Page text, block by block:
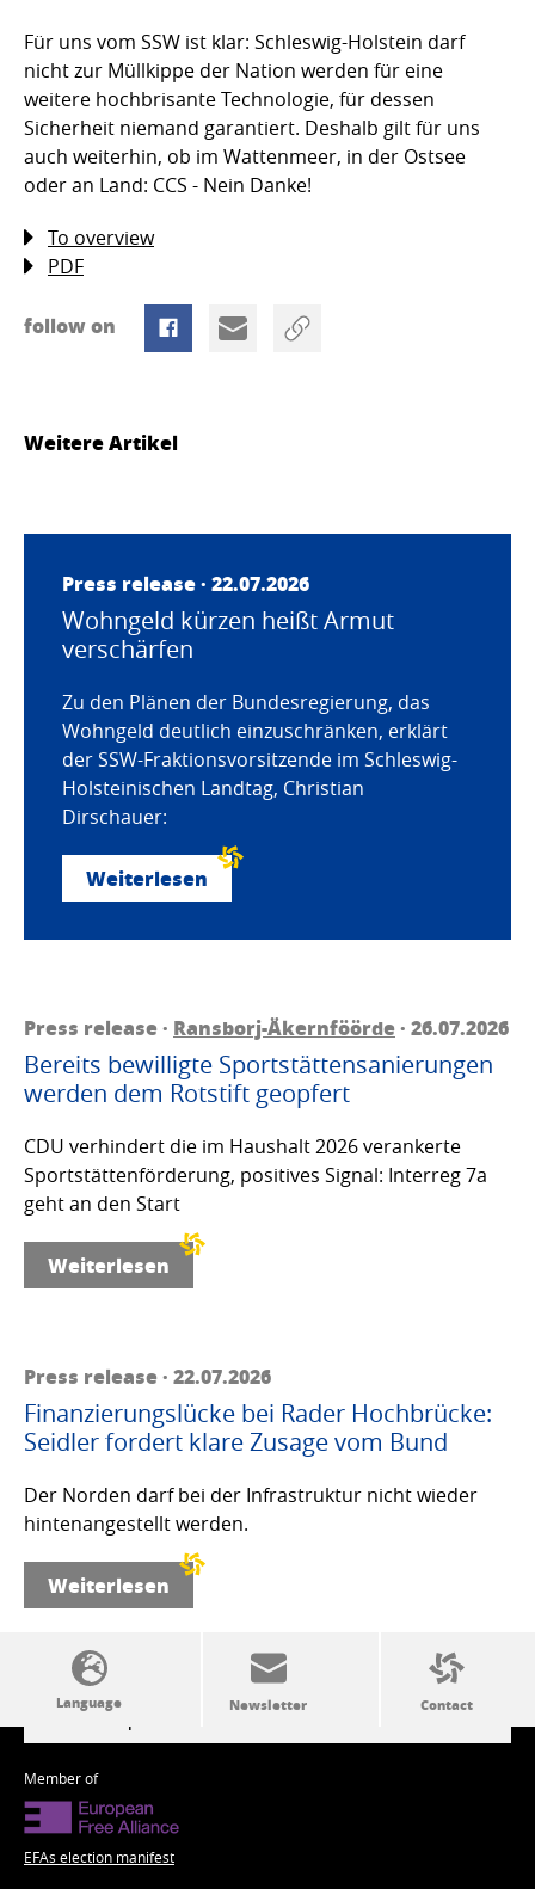
Für uns vom SSW ist klar: Schleswig-Holstein darf
nicht zur Müllkippe der Nation werden für eine
weitere hochbrisante Technologie, für dessen
Sicherheit niemand garantiert. Deshalb gilt für uns
auch weiterhin, ob im Wattenmeer, in der Ostsee
oder an Land: CCS - Nein Danke!
To overview
PDF
follow on
Weitere Artikel
Press release · 22.07.2026
Wohngeld kürzen heißt Armut
verschärfen
Zu den Plänen der Bundesregierung, das
Wohngeld deutlich einzuschränken, erklärt
der SSW-Fraktionsvorsitzende im Schleswig-
Holsteinischen Landtag, Christian
Dirschauer:
Weiterlesen
Press release · Ransborj-Äkernföörde· 26.07.2026
Bereits bewilligte Sportstättensanierungen
werden dem Rotstift geopfert
CDU verhindert die im Haushalt 2026 verankerte
Sportstättenförderung, positives Signal: Interreg 7a
geht an den Start
Weiterlesen
Press release · 22.07.2026
Finanzierungslücke bei Rader Hochbrücke:
Seidler fordert klare Zusage vom Bund
Der Norden darf bei der Infrastruktur nicht wieder
hintenangestellt werden.
Weiterlesen
SSW politics from A to Z
Member of
EFAs election manifest